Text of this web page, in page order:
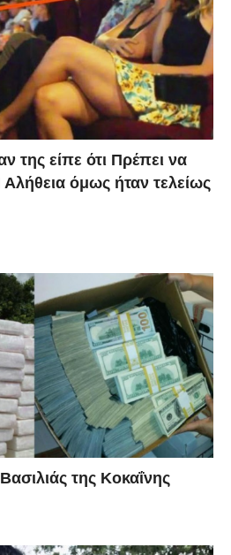
της είπε ότι Πρέπει να
όμως ήταν τελείως
της Κοκαΐνης